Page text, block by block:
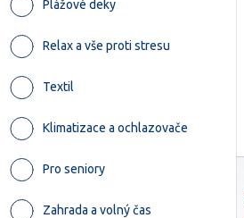
Plážové deky
Relax a vše proti stresu
Textil
Klimatizace a ochlazovače
Pro seniory
Zahrada a volný čas